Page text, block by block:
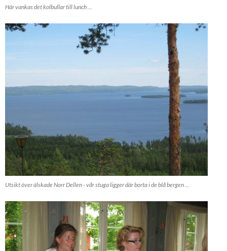
Här vankas det kolbullar till lunch ...
Utsikt över älskade Norr Dellen - vår stuga ligger där borta i de blå bergen ...